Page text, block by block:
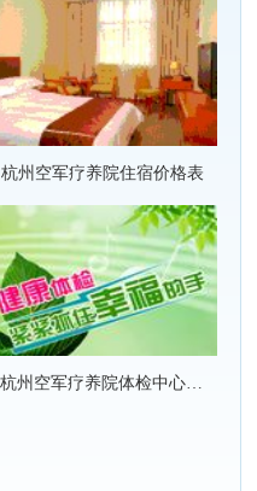
杭州空军疗养院住宿价格表
杭州空军疗养院体检中心套餐项目团队优惠价格表